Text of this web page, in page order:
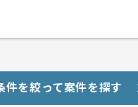
件を絞って案件を探す